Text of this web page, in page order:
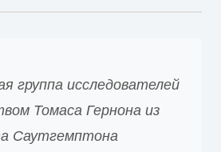
группа исследователей
Томаса Гернона из
Саутгемптона